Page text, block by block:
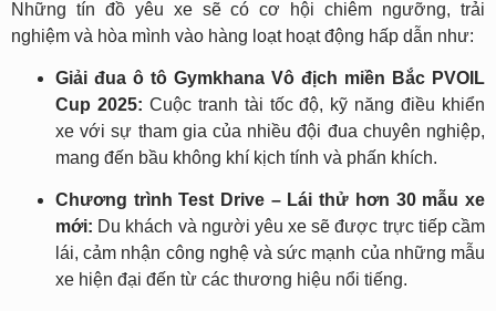
Những tín đồ yêu xe sẽ có cơ hội chiêm ngưỡng, trải
nghiệm và hòa mình vào hàng loạt hoạt động hấp dẫn như:
Giải đua ô tô Gymkhana Vô địch miền Bắc PVOIL
Cup 2025: Cuộc tranh tài tốc độ, kỹ năng điều khiển
xe với sự tham gia của nhiều đội đua chuyên nghiệp,
mang đến bầu không khí kịch tính và phấn khích.
Chương trình Test Drive – Lái thử hơn 30 mẫu xe
mới: Du khách và người yêu xe sẽ được trực tiếp cầm
lái, cảm nhận công nghệ và sức mạnh của những mẫu
xe hiện đại đến từ các thương hiệu nổi tiếng.